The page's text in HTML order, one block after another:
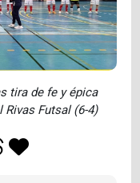
tira de fe y épica
Rivas Futsal (6-4)